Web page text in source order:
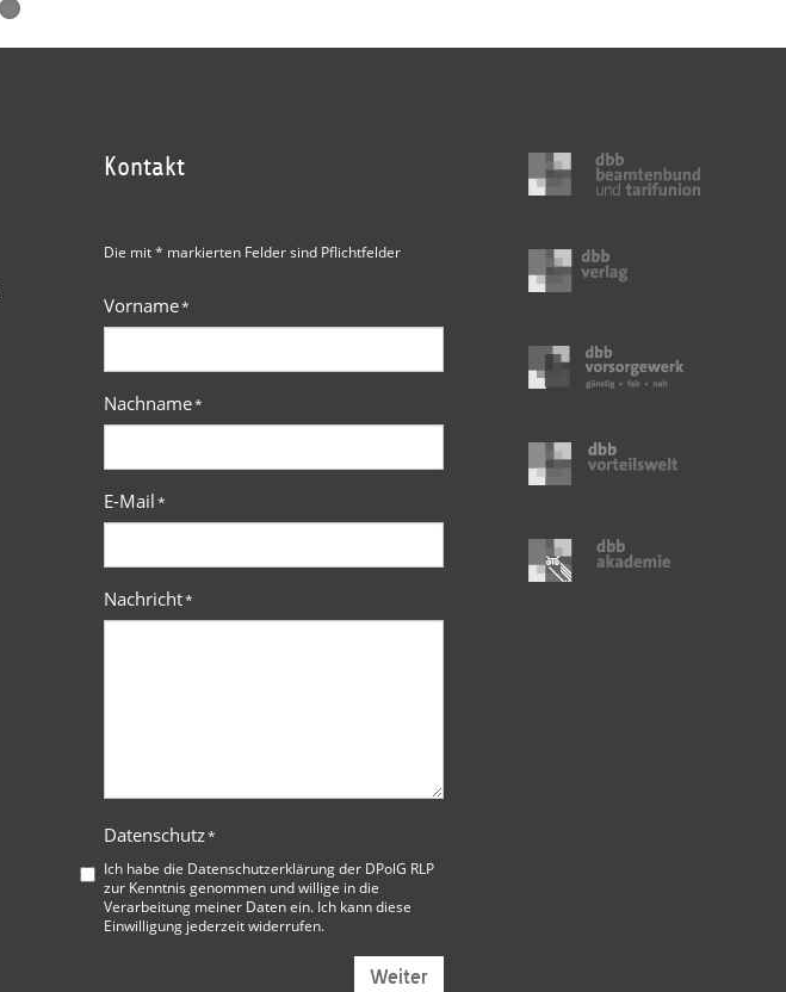
Kontakt
Die mit * markierten Felder sind Pflichtfelder
Vorname*
Nachname*
E-Mail*
Nachricht*
Datenschutz*
Ich habe die Datenschutzerklärung der DPolG RLP
zur Kenntnis genommen und willige in die
Verarbeitung meiner Daten ein. Ich kann diese
Einwilligung jederzeit widerrufen.
Weiter